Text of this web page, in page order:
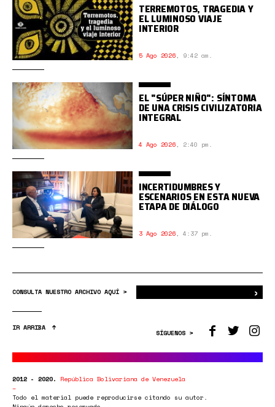
TERREMOTOS, TRAGEDIA Y
EL LUMINOSO VIAJE
INTERIOR
5 Ago 2026, 9:42 am.
EL "SÚPER NIÑO": SÍNTOMA
DE UNA CRISIS CIVILIZATORIA
INTEGRAL
4 Ago 2026, 2:40 pm.
INCERTIDUMBRES Y
ESCENARIOS EN ESTA NUEVA
ETAPA DE DIÁLOGO
3 Ago 2026, 4:37 pm.
CONSULTA NUESTRO ARCHIVO AQUÍ > ›
IR ARRIBA
SÍGUENOS >
2012 - 2020. República Bolivariana de Venezuela
Todo el material puede reproducirse citando su autor.